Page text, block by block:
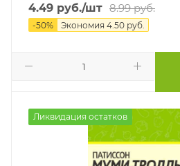
4.49 руб./шт 8.99руб.
-50% Экономия 4.50 руб.
Ликвидация остатков